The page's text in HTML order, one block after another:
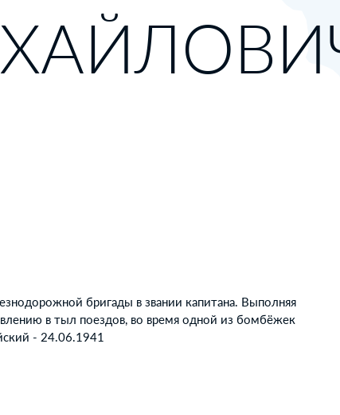
бригады в звании капитана. Выполняя
в тыл поездов, во время одной из бомбёжек
- 24.06.1941